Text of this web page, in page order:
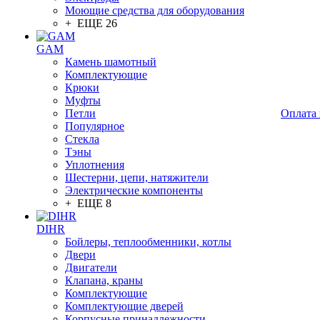
Моющие средства для оборудования
+ ЕЩЕ 26
GAM
Камень шамотный
Комплектующие
Крюки
Муфты
Петли
Популярное
Стекла
Тэны
Уплотнения
Шестерни, цепи, натяжители
Электрические компоненты
+ ЕЩЕ 8
DIHR
Бойлеры, теплообменники, котлы
Двери
Двигатели
Клапана, краны
Комплектующие
Комплектующие дверей
Оплата